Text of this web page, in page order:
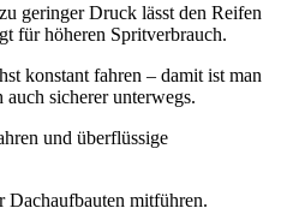
geringer Druck lässt den Reifen
für höheren Spritverbrauch.
konstant fahren – damit ist man
sicherer unterwegs.
und überflüssige
Dachaufbauten mitführen.